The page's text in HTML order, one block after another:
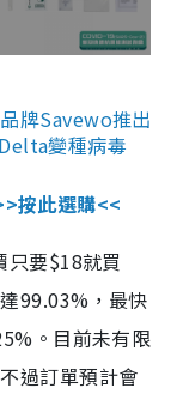
牌Savewo推出
變種病毒
按此選購<<
只要$18就買
99.03%，最快
。目前未有限
過訂單預計會